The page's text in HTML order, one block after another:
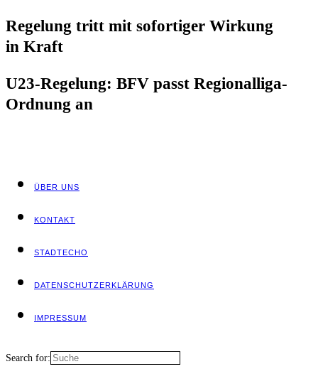
Rege­lung tritt mit sofor­ti­ger Wir­kung
in Kraft
U23-Rege­lung: BFV passt Regio­nal­li­ga-
Ord­nung an
ÜBER UNS
KON­TAKT
STADT­ECHO
DATEN­SCHUTZ­ER­KLÄ­RUNG
IMPRES­SUM
Search for: